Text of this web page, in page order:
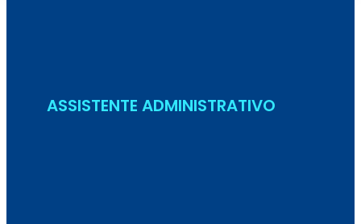
ASSISTENTE ADMINISTRATIVO